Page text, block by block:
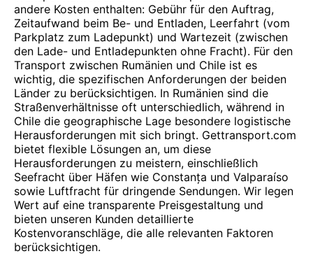
andere Kosten enthalten: Gebühr für den Auftrag,
Zeitaufwand beim Be- und Entladen, Leerfahrt (vom
Parkplatz zum Ladepunkt) und Wartezeit (zwischen
den Lade- und Entladepunkten ohne Fracht). Für den
Transport zwischen Rumänien und Chile ist es
wichtig, die spezifischen Anforderungen der beiden
Länder zu berücksichtigen. In Rumänien sind die
Straßenverhältnisse oft unterschiedlich, während in
Chile die geographische Lage besondere logistische
Herausforderungen mit sich bringt. Gettransport.com
bietet flexible Lösungen an, um diese
Herausforderungen zu meistern, einschließlich
Seefracht über Häfen wie Constanța und Valparaíso
sowie Luftfracht für dringende Sendungen. Wir legen
Wert auf eine transparente Preisgestaltung und
bieten unseren Kunden detaillierte
Kostenvoranschläge, die alle relevanten Faktoren
berücksichtigen.